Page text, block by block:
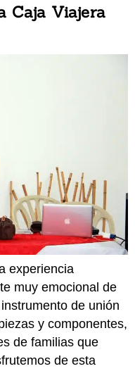
Caja Viajera
experiencia
muy emocional de
de unión
y componentes,
de familias que
de esta